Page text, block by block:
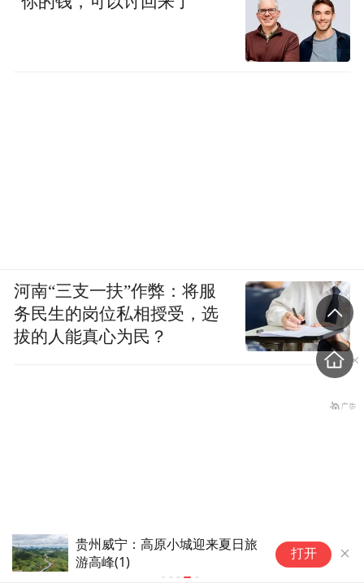
贵州威宁：高原小城迎来夏日旅
游高峰(1)
打开
河南“三支一扶”作弊：将服
务民生的岗位私相授受，选
拔的人能真心为民？